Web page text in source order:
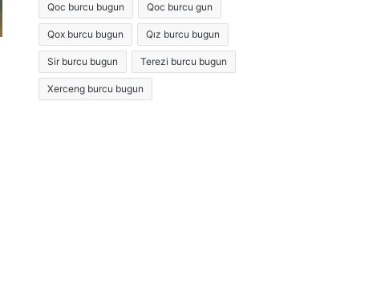
Qoc burcu bugun Qoc burcu gun
Qox burcu bugun Qız burcu bugun
Sir burcu bugun Terezi burcu bugun
Xerceng burcu bugun